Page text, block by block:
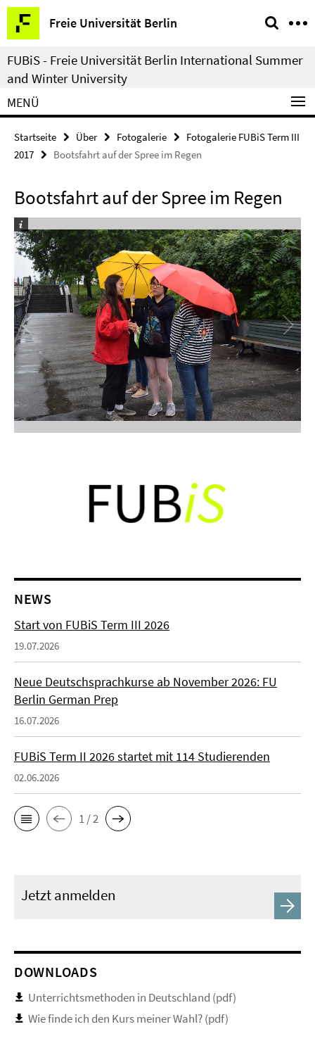
Springe
direkt
zu
Inhalt
Freie Universität Berlin
Service-
Navigation
FUBiS - Freie Universität Berlin International Summer
and Winter University
MENÜ
Startseite Über Fotogalerie
Fotogalerie FUBiS Term III
2017
Bootsfahrt auf der Spree im Regen
Bootsfahrt auf der Spree im Regen
NEWS
Start von FUBiS Term III 2026
19.07.2026
Neue Deutschsprachkurse ab November 2026: FU
Berlin German Prep
16.07.2026
FUBiS Term II 2026 startet mit 114 Studierenden
02.06.2026
1 / 2
Jetzt anmelden
DOWNLOADS
Unterrichtsmethoden in Deutschland (pdf)
Wie finde ich den Kurs meiner Wahl? (pdf)